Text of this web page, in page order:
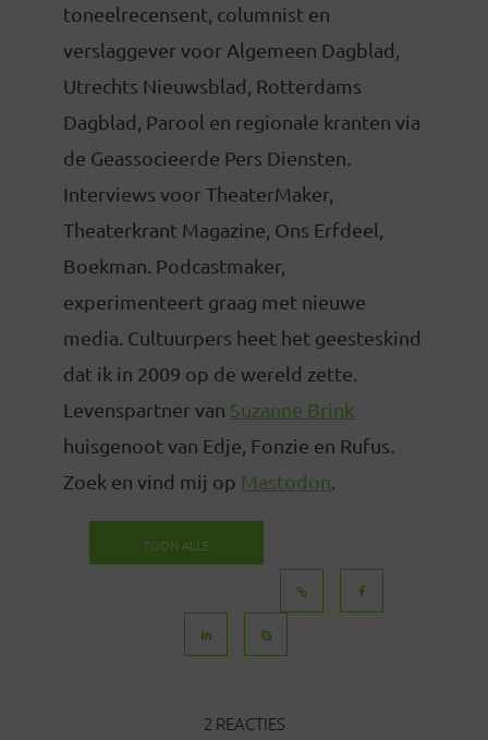
toneelrecensent, columnist en
verslaggever voor Algemeen Dagblad,
Utrechts Nieuwsblad, Rotterdams
Dagblad, Parool en regionale kranten via
de Geassocieerde Pers Diensten.
Interviews voor TheaterMaker,
Theaterkrant Magazine, Ons Erfdeel,
Boekman. Podcastmaker,
experimenteert graag met nieuwe
media. Cultuurpers heet het geesteskind
dat ik in 2009 op de wereld zette.
Levenspartner van Suzanne Brink
huisgenoot van Edje, Fonzie en Rufus.
Zoek en vind mij op Mastodon
TOON ALLE
2 REACTIES